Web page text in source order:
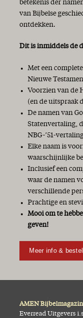
betekenis der
van Bijbelse
ontdekken.
Dit is inmiddels de
Met een
Nieuwe
Voorzien van de
(en de uitspraak
De namen van
Statenvertaling,
NBG-’51-
Elke naam is
waarschijnlijke
Inclusief een
waar de namen
verschillende
Prachtige en
Mooi om te
geven!
Meer info &
AMEN
Everread Uitgevers